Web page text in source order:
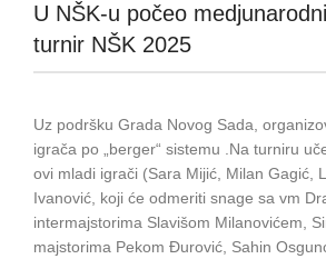
U NŠK-u počeo
turnir NŠK 2025
Uz podršku Grada Novog Sada,
igrača po „berger“ sistemu .Na turniru
ovi mladi igrači (Sara Mijić, Milan Gagić,
Ivanović, koji će оdmeriti snage sa vm
intermajstorima Slavišom Milanovićem,
majstorima Pekom Đurović, Sahin